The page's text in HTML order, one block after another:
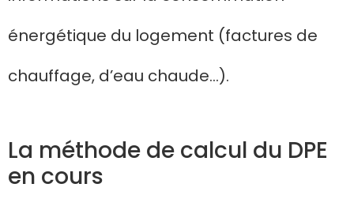
énergétique du logement (factures de
chauffage, d’eau chaude…).
La méthode de calcul du DPE
en cours